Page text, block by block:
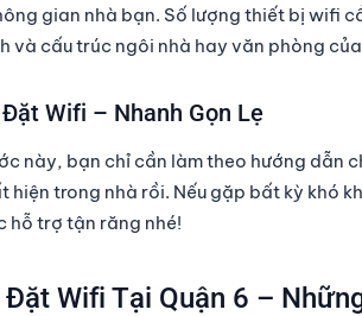
gian nhà bạn. Số lượng thiết bị wifi
và cấu trúc ngôi nhà hay văn phòng
Wifi – Nhanh Gọn Lẹ
này, bạn chỉ cần làm theo hướng dẫn
hiện trong nhà rồi. Nếu gặp bất kỳ khó
hỗ trợ tận răng nhé!
Đặt Wifi Tại Quận 6 –